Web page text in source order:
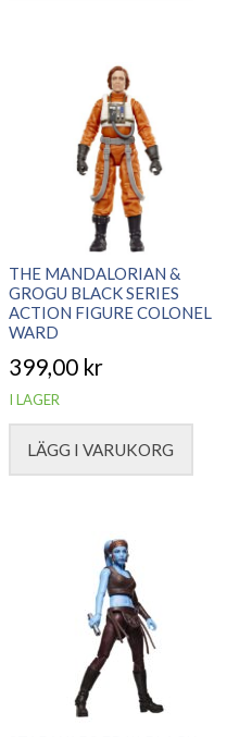
THE MANDALORIAN &
GROGU BLACK SERIES
ACTION FIGURE COLONEL
WARD
399,00 kr
I LAGER
LÄGG I VARUKORG